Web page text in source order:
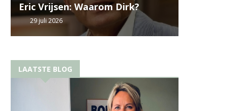
Eric Vrijsen: Waarom Dirk?
29 juli 2026
LAATSTE BLOG